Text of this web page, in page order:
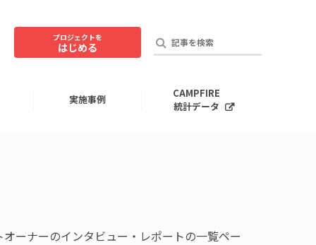
プロジェクトを
はじめる
実施事例
CAMPFIRE
統計データ
ーナーのインタビュー・レポートの一覧ペー